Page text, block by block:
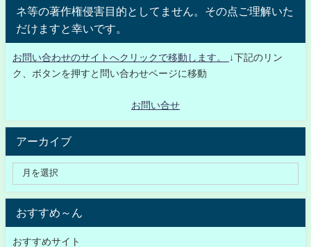
ネ等の著作権侵害目的としてません。その点ご理解いた
だけますと幸いです。
お問い合わせのサイトへクリックで移動します。
↓下記のリン
ク、ボタンを押すと問い合わせページに移動
お問い合せ
アーカイブ
おすすめ～ん
おすすめサイト